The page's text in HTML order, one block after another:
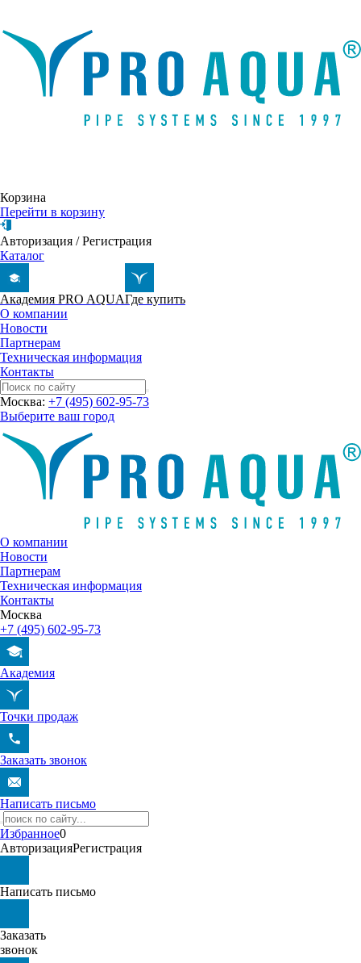
Корзина
Перейти в корзину
Авторизация /Регистрация
Каталог
Академия PRO AQUAГде купить
О компании
Новости
Партнерам
Техническая информация
Контакты
Москва: +7 (495) 602-95-73
Выберите ваш город
О компании
Новости
Партнерам
Техническая информация
Контакты
Москва
+7 (495) 602-95-73
Академия
Точки продаж
Заказать звонок
Написать письмо
Избранное0
АвторизацияРегистрация
Написать письмо
Заказать
звонок